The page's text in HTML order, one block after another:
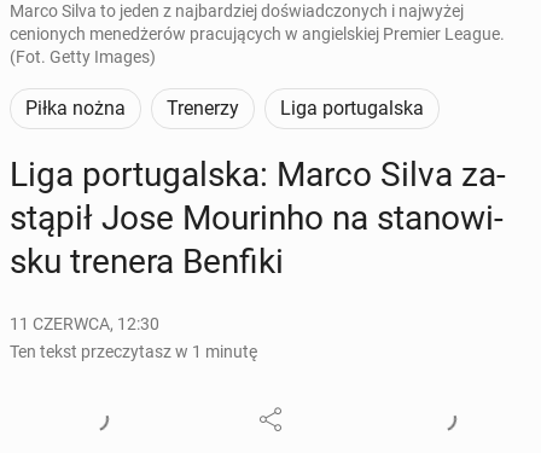
Marco Silva to jeden z najbardziej doświadczonych i najwyżej
cenionych menedżerów pracujących w angielskiej Premier League.
(Fot. Getty Images)
Piłka nożna Trenerzy Liga portugalska
Liga por­tu­gal­ska: Marco Silva za­
stą­pił Jose Mo­urin­ho na sta­no­wi­
sku trenera Benfiki
11 CZERWCA, 12:30
Ten tekst przeczytasz w 1 minutę